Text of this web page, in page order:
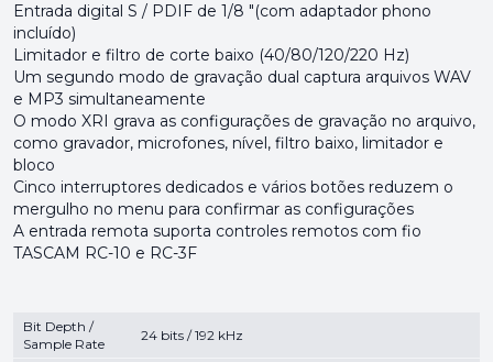
Entrada digital S / PDIF de 1/8 "(com adaptador phono
incluído)
Limitador e filtro de corte baixo (40/80/120/220 Hz)
Um segundo modo de gravação dual captura arquivos WAV
e MP3 simultaneamente
O modo XRI grava as configurações de gravação no arquivo,
como gravador, microfones, nível, filtro baixo, limitador e
bloco
Cinco interruptores dedicados e vários botões reduzem o
mergulho no menu para confirmar as configurações
A entrada remota suporta controles remotos com fio
TASCAM RC-10 e RC-3F
Bit Depth /
Sample Rate
24 bits / 192 kHz